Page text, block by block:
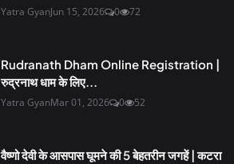
Yatra GyanJun 15, 2026 0 72
Rudranath Dham Online Registration |
रुद्रनाथ धाम के लिए...
Yatra GyanMar 01, 2026 0 52
वैष्णो देवी के आसपास घूमने की 5 बेहतरीन जगहें | कटरा